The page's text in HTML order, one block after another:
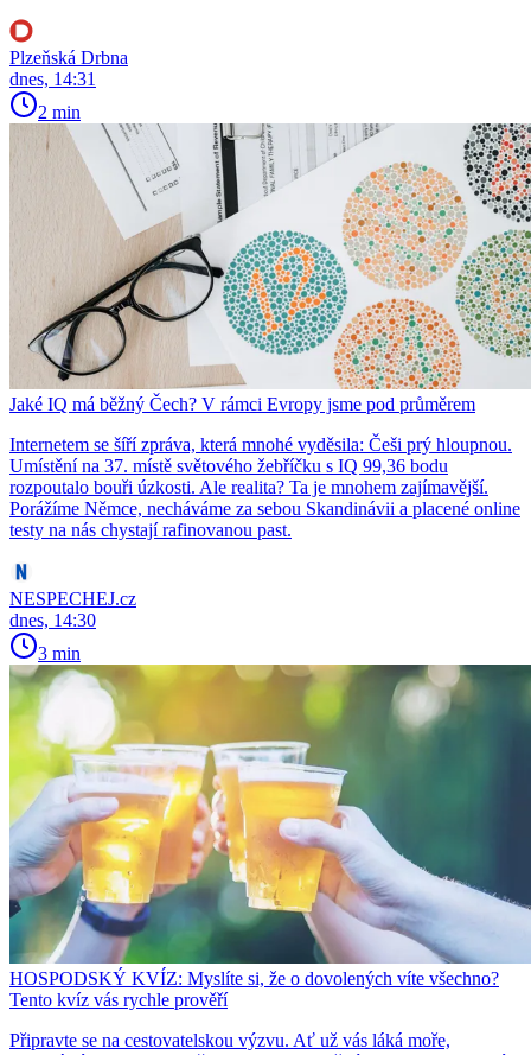
Plzeňská Drbna
dnes, 14:31
2 min
Jaké IQ má běžný Čech? V rámci Evropy jsme pod průměrem
Internetem se šíří zpráva, která mnohé vyděsila: Češi prý hloupnou.
Umístění na 37. místě světového žebříčku s IQ 99,36 bodu
rozpoutalo bouři úzkosti. Ale realita? Ta je mnohem zajímavější.
Porážíme Němce, necháváme za sebou Skandinávii a placené online
testy na nás chystají rafinovanou past.
NESPECHEJ.cz
dnes, 14:30
3 min
HOSPODSKÝ KVÍZ: Myslíte si, že o dovolených víte všechno?
Tento kvíz vás rychle prověří
Připravte se na cestovatelskou výzvu. Ať už vás láká moře,